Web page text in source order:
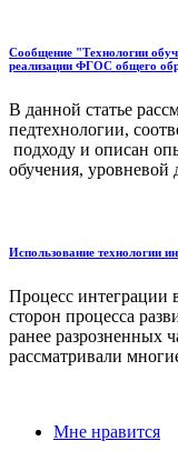
Сообщение "Технологии
реализации ФГОС общего
В данной статье
педтехнологии,
подходу и описан
обучения, уровневой
Использование технологии
Процесс интеграции
сторон процесса
ранее разрозненных
рассматривали
Мне нравится